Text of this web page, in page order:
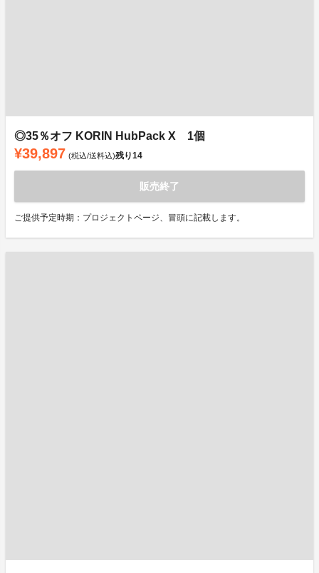
◎35％オフ KORIN HubPack X 1個
¥39,897 (税込/送料込)残り14
販売終了
ご提供予定時期：プロジェクトページ、冒頭に記載します。